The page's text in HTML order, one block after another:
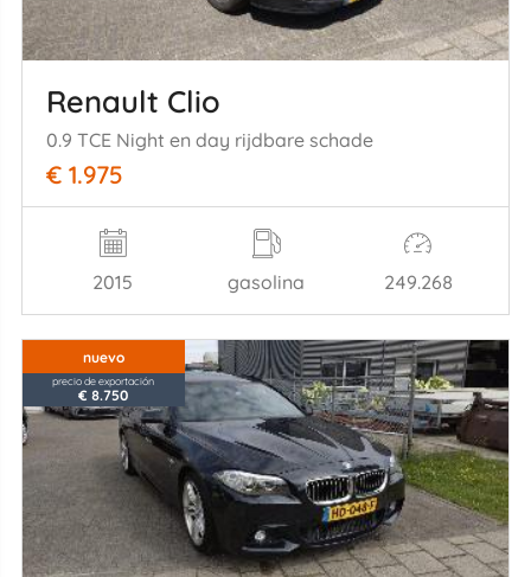
Renault Clio
0.9 TCE Night en day rijdbare schade
€ 1.975
2015 gasolina 249.268
nuevo
precio de exportación
€ 8.750